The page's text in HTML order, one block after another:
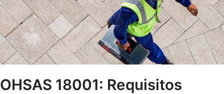
OHSAS 18001: Requisitos